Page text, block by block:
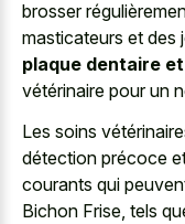
brosser
masticateurs et des
plaque dentaire
vétérinaire pour un
Les soins
détection précoce
courants qui
Bichon Frise, tels